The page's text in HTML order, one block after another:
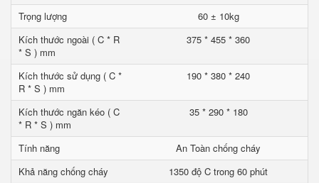
Trọng lượng
60 ± 10kg
Kích thước ngoài ( C * R
* S ) mm
375 * 455 * 360
Kích thước sử dụng ( C *
R * S ) mm
190 * 380 * 240
Kích thước ngăn kéo ( C
* R * S ) mm
35 * 290 * 180
Tính năng
An Toàn chống cháy
Khả năng chống cháy
1350 độ C trong 60 phút